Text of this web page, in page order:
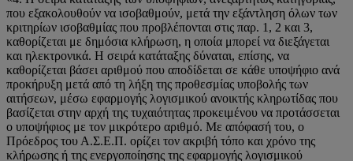
που εξακολουθούν να ισοβαθμούν, μετά την εξάντληση όλων των
κριτηρίων ισοβαθμίας που προβλέπονται στις παρ. 1, 2 και 3,
καθορίζεται με δημόσια κλήρωση, η οποία μπορεί να διεξάγεται
και ηλεκτρονικά. Η σειρά κατάταξης δύναται, επίσης, να
καθορίζεται βάσει αριθμού που αποδίδεται σε κάθε υποψήφιο ανά
προκήρυξη μετά από τη λήξη της προθεσμίας υποβολής των
αιτήσεων, μέσω εφαρμογής λογισμικού ανοικτής κληρωτίδας που
βασίζεται στην αρχή της τυχαιότητας προκειμένου να προτάσσεται
ο υποψήφιος με τον μικρότερο αριθμό. Με απόφασή του, ο
Πρόεδρος του Α.Σ.Ε.Π. ορίζει τον ακριβή τόπο και χρόνο της
κλήρωσης ή της ενεργοποίησης της εφαρμογής λογισμικού